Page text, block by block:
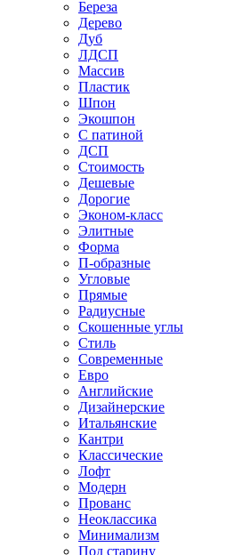
Береза
Дерево
Дуб
ЛДСП
Массив
Пластик
Шпон
Экошпон
С патиной
ДСП
Стоимость
Дешевые
Дорогие
Эконом-класс
Элитные
Форма
П-образные
Угловые
Прямые
Радиусные
Скошенные углы
Стиль
Современные
Евро
Английские
Дизайнерские
Итальянские
Кантри
Классические
Лофт
Модерн
Прованс
Неоклассика
Минимализм
Под старину